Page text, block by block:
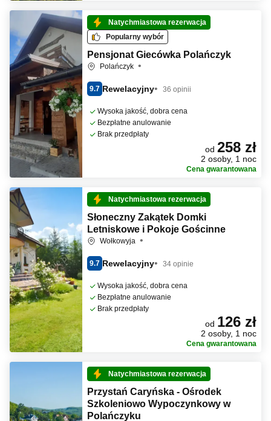
Natychmiastowa rezerwacja
Popularny wybór
Pensjonat Giecówka Polańczyk
Polańczyk
9.7 Rewelacyjny 36 opinii
Wysoka jakość, dobra cena
Bezpłatne anulowanie
Brak przedpłaty
od 258 zł
2 osoby, 1 noc
Cena gwarantowana
Natychmiastowa rezerwacja
Słoneczny Zakątek Domki
Letniskowe i Pokoje Gościnne
Wołkowyja
9.7 Rewelacyjny 34 opinie
Wysoka jakość, dobra cena
Bezpłatne anulowanie
Brak przedpłaty
od 126 zł
2 osoby, 1 noc
Cena gwarantowana
Natychmiastowa rezerwacja
Przystań Caryńska - Ośrodek
Szkoleniowo Wypoczynkowy w
Polańczyku